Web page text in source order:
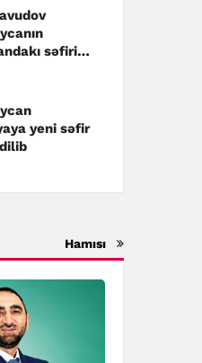
səfiri
yeni səfir
Hamısı